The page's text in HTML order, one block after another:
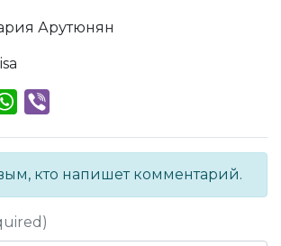
Арутюнян
WhatsApp
кто напишет комментарий.